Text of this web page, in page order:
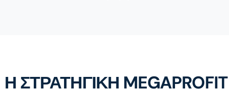
Η ΣΤΡΑΤΗΓΙΚΗ MEGAPROFIT